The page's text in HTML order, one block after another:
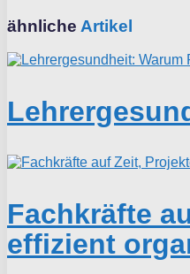
ähnliche Artikel
Fachkräfte
effizient